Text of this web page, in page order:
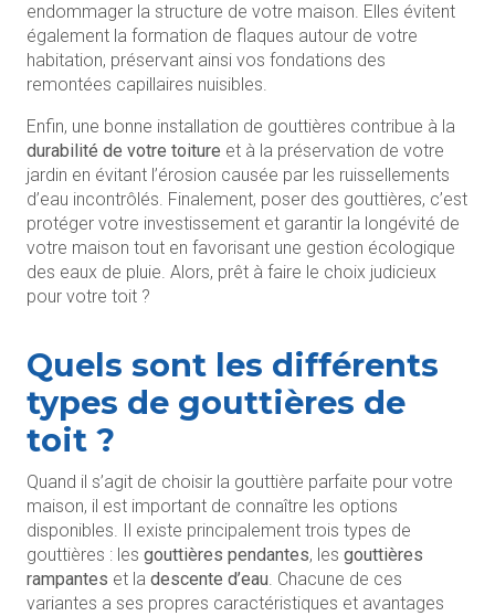
endommager la structure de votre maison. Elles évitent
également la formation de flaques autour de votre
habitation, préservant ainsi vos fondations des
remontées capillaires nuisibles.
Enfin, une bonne installation de gouttières contribue à la
durabilité de votre toiture et à la préservation de votre
jardin en évitant l’érosion causée par les ruissellements
d’eau incontrôlés. Finalement, poser des gouttières, c’est
protéger votre investissement et garantir la longévité de
votre maison tout en favorisant une gestion écologique
des eaux de pluie. Alors, prêt à faire le choix judicieux
pour votre toit ?
Quels sont les différents
types de gouttières de
toit ?
Quand il s’agit de choisir la gouttière parfaite pour votre
maison, il est important de connaître les options
disponibles. Il existe principalement trois types de
gouttières : les gouttières pendantes, les gouttières
rampantes et la descente d’eau. Chacune de ces
variantes a ses propres caractéristiques et avantages